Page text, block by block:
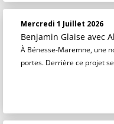
Mercredi 1 Juillet 2026
Benjamin Glaise avec
À Bénesse-Maremne, une
portes. Derrière ce projet